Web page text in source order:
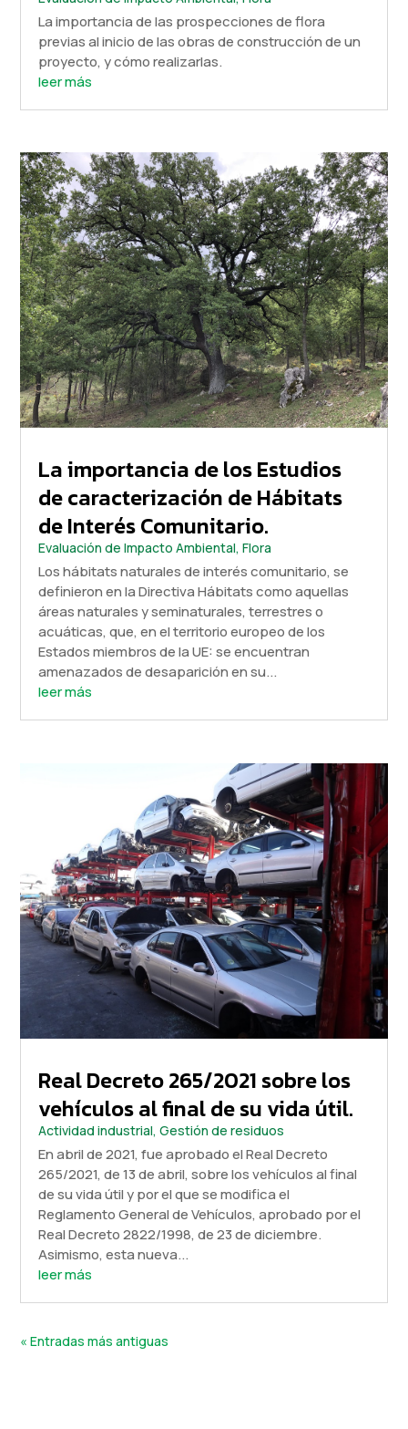
La importancia de las prospecciones de flora
previas al inicio de las obras de construcción de un
proyecto, y cómo realizarlas.
leer más
La importancia de los Estudios
de caracterización de Hábitats
de Interés Comunitario.
Evaluación de Impacto Ambiental,Flora
Los hábitats naturales de interés comunitario, se
definieron en la Directiva Hábitats como aquellas
áreas naturales y seminaturales, terrestres o
acuáticas, que, en el territorio europeo de los
Estados miembros de la UE: se encuentran
amenazados de desaparición en su...
leer más
Real Decreto 265/2021 sobre los
vehículos al final de su vida útil.
Actividad industrial,Gestión de residuos
En abril de 2021, fue aprobado el Real Decreto
265/2021, de 13 de abril, sobre los vehículos al final
de su vida útil y por el que se modifica el
Reglamento General de Vehículos, aprobado por el
Real Decreto 2822/1998, de 23 de diciembre.
Asimismo, esta nueva...
leer más
« Entradas más antiguas